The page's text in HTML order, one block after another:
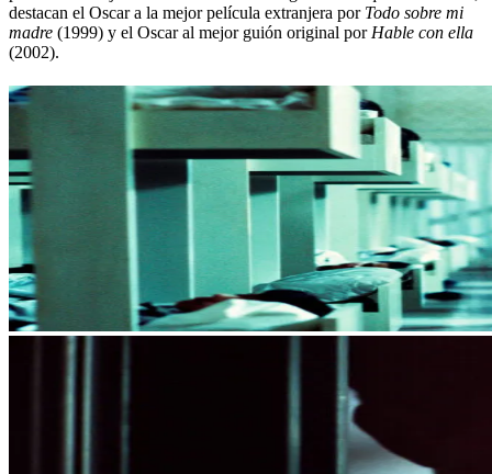
destacan el Oscar a la mejor película extranjera por Todo sobre mi
madre (1999) y el Oscar al mejor guión original por Hable con ella
(2002).